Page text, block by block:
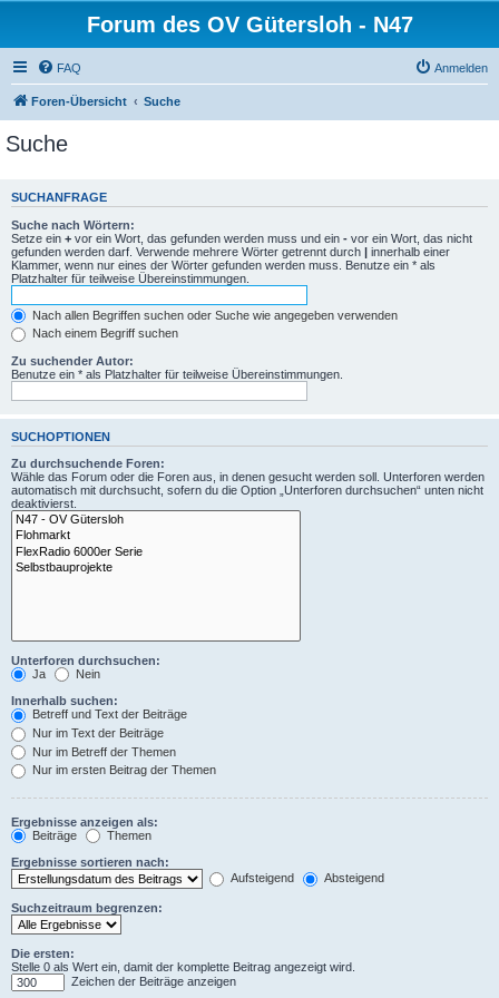
Forum des OV Gütersloh - N47
FAQ Anmelden
Foren-Übersicht Suche
Suche
SUCHANFRAGE
Suche nach Wörtern:
Setze ein + vor ein Wort, das gefunden werden muss und ein - vor ein Wort, das nicht
gefunden werden darf. Verwende mehrere Wörter getrennt durch | innerhalb einer
Klammer, wenn nur eines der Wörter gefunden werden muss. Benutze ein * als
Platzhalter für teilweise Übereinstimmungen.
Nach allen Begriffen suchen oder Suche wie angegeben verwenden
Nach einem Begriff suchen
Zu suchender Autor:
Benutze ein * als Platzhalter für teilweise Übereinstimmungen.
SUCHOPTIONEN
Zu durchsuchende Foren:
Wähle das Forum oder die Foren aus, in denen gesucht werden soll. Unterforen werden
automatisch mit durchsucht, sofern du die Option „Unterforen durchsuchen“ unten nicht
deaktivierst.
Unterforen durchsuchen:
Ja
Nein
Innerhalb suchen:
Betreff und Text der Beiträge
Nur im Text der Beiträge
Nur im Betreff der Themen
Nur im ersten Beitrag der Themen
Ergebnisse anzeigen als:
Beiträge
Themen
Ergebnisse sortieren nach:
Aufsteigend
Absteigend
Suchzeitraum begrenzen:
Die ersten:
Stelle 0 als Wert ein, damit der komplette Beitrag angezeigt wird.
Zeichen der Beiträge anzeigen